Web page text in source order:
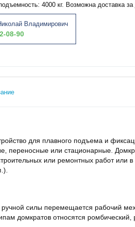
4000 кг. Возможна доставка
Владимирович
08-90
для плавного подъема и
переносные или стационарные.
или ремонтных работ
ручной силы перемещается рабочий
домкратов относятся